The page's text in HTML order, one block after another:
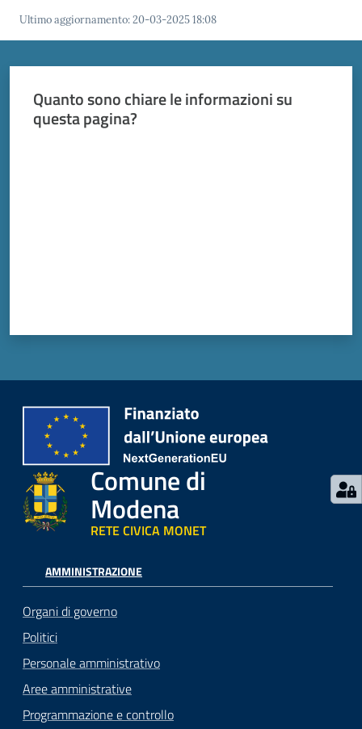
Ultimo aggiornamento:20-03-2025 18:08
Quanto sono chiare le informazioni su
questa pagina?
Comune di
Modena
RETE CIVICA MONET
AMMINISTRAZIONE
Organi di governo
Politici
Personale amministrativo
Aree amministrative
Programmazione e controllo